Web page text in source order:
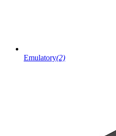
Emulatory(2)